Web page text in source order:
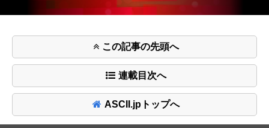
この記事の先頭へ
連載目次へ
ASCII.jpトップへ